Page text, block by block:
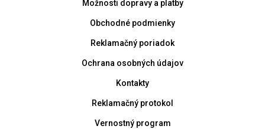
Možnosti dopravy a platby
Obchodné podmienky
Reklamačný poriadok
Ochrana osobných údajov
Kontakty
Reklamačný protokol
Vernostný program